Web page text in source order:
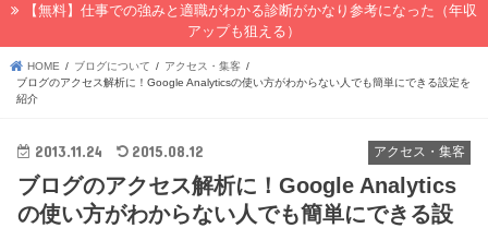
【無料】仕事での強みと適職がわかる診断がかなり参考になった（年収
アップも狙える）
HOME ブログについて
アクセス・集客
ブログのアクセス解析に！Google Analyticsの使い方がわからない人でも簡単にできる設定を
紹介
アクセス・集客
2013.11.24 2015.08.12
ブログのアクセス解析に！Google Analytics
の使い方がわからない人でも簡単にできる設